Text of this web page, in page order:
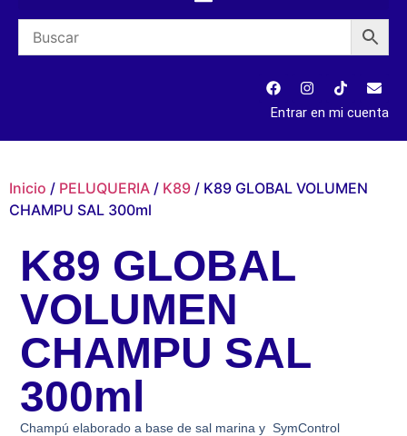
Entrar en mi cuenta
Inicio / PELUQUERIA / K89 / K89 GLOBAL VOLUMEN
CHAMPU SAL 300ml
K89 GLOBAL
VOLUMEN
CHAMPU SAL
300ml
Champú elaborado a base de sal marina y SymControl